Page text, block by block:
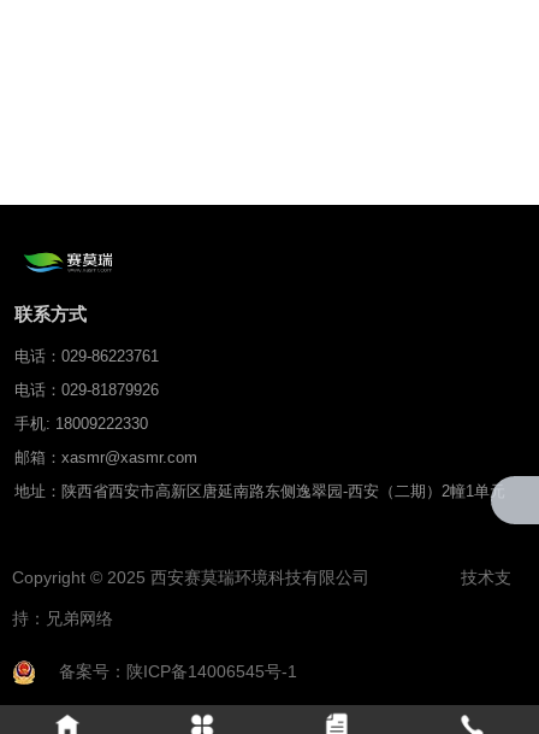
联系方式
电话：029-86223761
电话：029-81879926
手机: 18009222330
邮箱：xasmr@xasmr.com
地址：陕西省西安市高新区唐延南路东侧逸翠园-西安（二期）2幢1单元
Copyright © 2025 西安赛莫瑞环境科技有限公司 技术支
持： 兄弟网络
备案号：陕ICP备14006545号-1